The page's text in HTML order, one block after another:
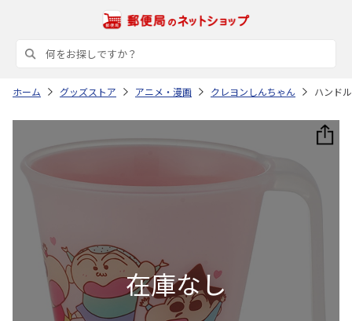
ホーム グッズストア アニメ・漫画 クレヨンしんちゃん ハンド